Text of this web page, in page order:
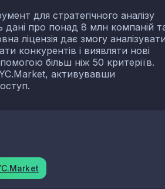
для стратегічного аналізу
дані про понад 8 млн компаній
ліцензія дає змогу
конкурентів і виявляти нові
більш ніж 50 критеріїв.
активувавши